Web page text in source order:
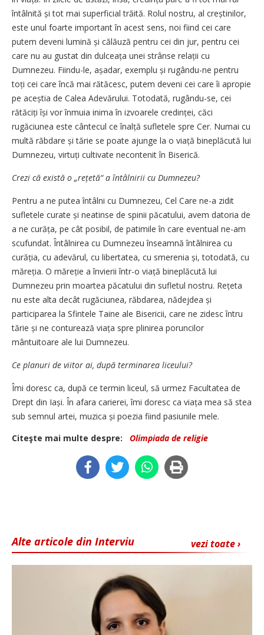
întâlnită și tot mai superficial trăită. Rolul nostru, al creș­tinilor,
este unul foarte important în acest sens, noi fiind cei care
putem deveni lumină și călăuză pentru cei din jur, pentru cei
care nu au gustat din dulceața unei strân­se relații cu
Dumnezeu. Fiindu-le, așadar, exemplu și rugându-ne pentru
toți cei care încă mai rătăcesc, putem deveni cei care îi apropie
pe aceștia de Calea Adevărului. Totodată, rugându-se, cei
rătăciți își vor înmuia inima în izvoarele credinței, căci
rugăciunea este cântecul ce înalță sufletele spre Cer. Numai cu
multă răbdare și tărie se poate ajunge la o viață bineplăcută lui
Dumnezeu, virtuți cultivate necontenit în Biserică.
Crezi că există o „rețetă“ a întâlnirii cu Dumnezeu?
Pentru a ne putea întâlni cu Dumnezeu, Cel Care ne-a zidit
sufletele curate și neatinse de spinii pă­catului, avem datoria de
a ne cu­răța, pe cât posibil, de patimile în care eventual ne-am
scufundat. Întâlnirea cu Dumnezeu înseamnă întâlnirea cu
curăția, cu adevărul, cu libertatea, cu smerenia și, toto­dată, cu
măreția. O măreție a învierii într-o viață bineplăcută lui
Dumnezeu prin moartea păcatului din sufletul nostru. Rețeta
nu este alta decât rugăciunea, răbdarea, nădejdea și
participarea la Sfintele Taine ale Bisericii, care ne zidesc întru
tărie și ne conturează viața spre plinirea poruncilor
mântuitoare ale lui Dumnezeu.
Ce planuri de viitor ai, după ter­minarea liceului?
Îmi doresc ca, după ce termin liceul, să urmez Facultatea de
Drept din Iași. În afara carierei, îmi doresc ca viața mea să stea
sub semnul artei, muzica și poezia fiind pasiunile mele.
Citeşte mai multe despre:
Olimpiada de religie
vezi toate ›
Alte articole din Interviu